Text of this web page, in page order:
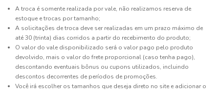
A troca é somente realizada por vale, não realizamos reserva de
estoque e trocas por tamanho;
A solicitações de troca deve ser realizadas em um prazo máximo de
até 30 (trinta) dias corridos a partir do recebimento do produto;
O valor do vale disponibilizado será o valor pago pelo produto
devolvido, mais o valor do frete proporcional (caso tenha pago),
descontando eventuais bônus ou cupons utilizados, incluindo
descontos decorrentes de períodos de promoções.
Você irá escolher os tamanhos que deseja direto no site e adicionar o